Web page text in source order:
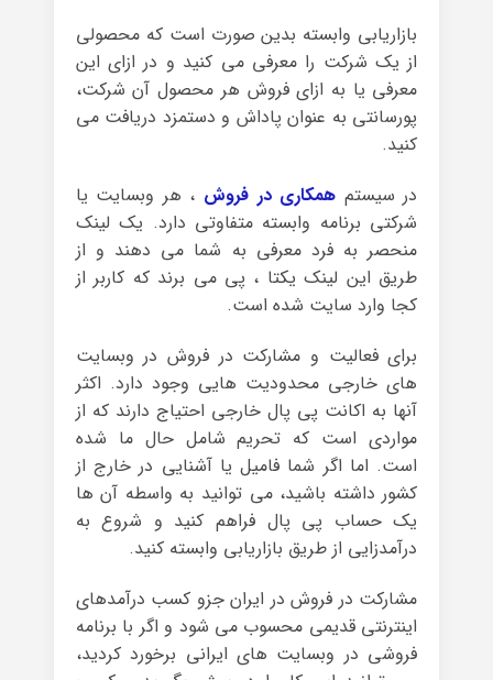
بازاریابی وابسته بدین صورت است که محصولی
از یک شرکت را معرفی می کنید و در ازای این
معرفی یا به ازای فروش هر محصول آن شرکت،
پورسانتی به عنوان پاداش و دستمزد دریافت می
کنید.
در سیستم همکاری در فروش ، هر وبسایت یا
شرکتی برنامه وابسته متفاوتی دارد. یک لینک
منحصر به فرد معرفی به شما می دهند و از
طریق این لینک یکتا ، پی می برند که کاربر از
کجا وارد سایت شده است.
برای فعالیت و مشارکت در فروش در وبسایت
های خارجی محدودیت هایی وجود دارد. اکثر
آنها به اکانت پی پال خارجی احتیاج دارند که از
مواردی است که تحریم شامل حال ما شده
است. اما اگر شما فامیل یا آشنایی در خارج از
کشور داشته باشید، می توانید به واسطه آن ها
یک حساب پی پال فراهم کنید و شروع به
درآمدزایی از طریق بازاریابی وابسته کنید.
مشارکت در فروش در ایران جزو کسب درآمدهای
اینترنتی قدیمی محسوب می شود و اگر با برنامه
فروشی در وبسایت های ایرانی برخورد کردید،